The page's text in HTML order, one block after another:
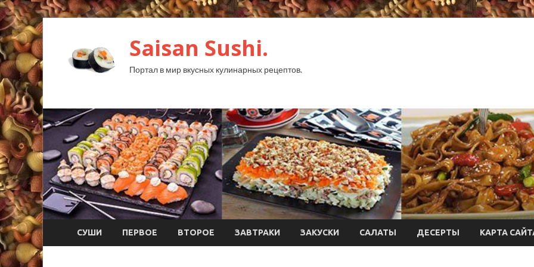
Saisan Sushi.
Портал в мир вкусных кулинарных рецептов.
СУШИ ПЕРВОЕ ВТОРОЕ ЗАВТРАКИ ЗАКУСКИ САЛАТЫ ДЕСЕРТЫ КАРТА